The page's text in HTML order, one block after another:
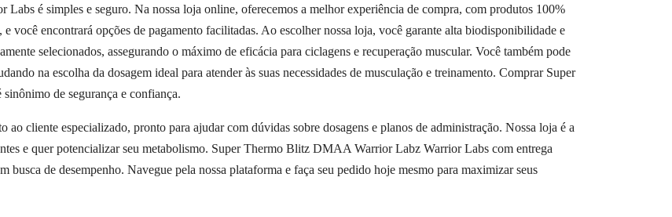
é simples e seguro. Na nossa loja online, oferecemos a melhor experiência de compra, com produtos 100%
você encontrará opções de pagamento facilitadas. Ao escolher nossa loja, você garante alta biodisponibilidade e
selecionados, assegurando o máximo de eficácia para ciclagens e recuperação muscular. Você também pode
na escolha da dosagem ideal para atender às suas necessidades de musculação e treinamento. Comprar Super
de segurança e confiança.
ao cliente especializado, pronto para ajudar com dúvidas sobre dosagens e planos de administração. Nossa loja é a
e quer potencializar seu metabolismo. Super Thermo Blitz DMAA Warrior Labz Warrior Labs com entrega
busca de desempenho. Navegue pela nossa plataforma e faça seu pedido hoje mesmo para maximizar seus